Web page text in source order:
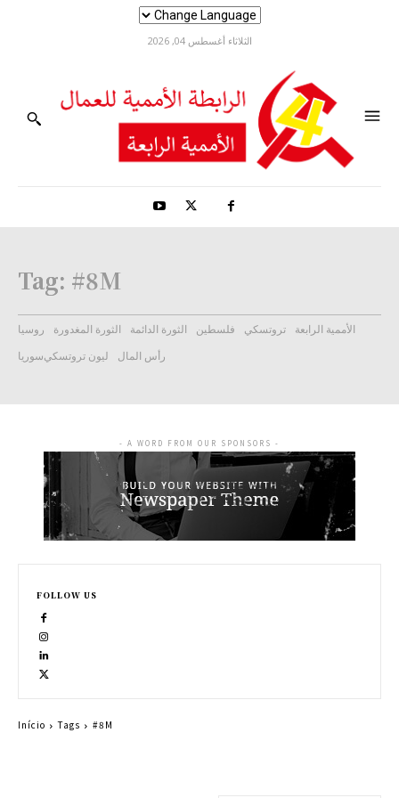
الثلاثاء أغسطس 04, 2026
Tag: #8M
الأممية الرابعة تروتسكي فلسطين الثورة الدائمة الثورة المغدورة
روسيا
رأس المال
ليون تروتسكيسوريا
- A WORD FROM OUR SPONSORS -
FOLLOW US
Início Tags #8M